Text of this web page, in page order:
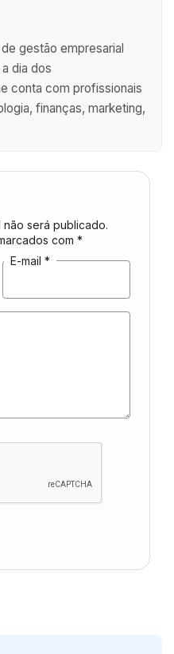
gestão empresarial
dia dos
conta com profissionais
finanças, marketing,
será publicado.
com *
E-mail *